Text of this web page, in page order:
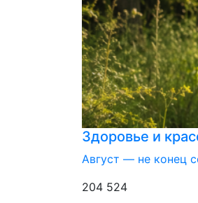
Здоровье и
Август — не конец
204 524